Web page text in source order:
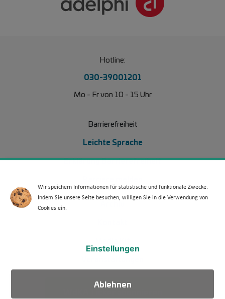
Hotline:
030-39001201
Mo - Fr von 10 - 15 Uhr
Barrierefreiheit
Leichte Sprache
Erklärung Barrierefreiheit
Footer Menü 2 (WdKA 26)
Archiv
Wir speichern Informationen für statistische und funktionale Zwecke.
Indem Sie unsere Seite besuchen, willigen Sie in die Verwendung von
Cookies ein.
Ablehnen
Einstellungen